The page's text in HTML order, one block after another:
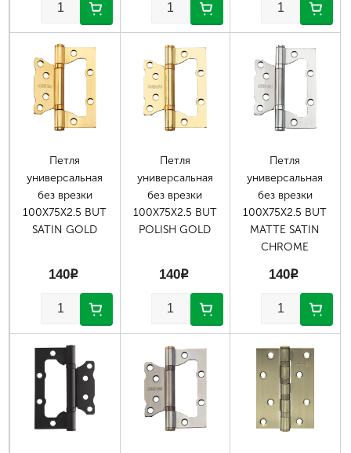
Петля
универсальная
без врезки
100X75X2.5 BUT
SATIN GOLD
140p
Петля
универсальная
без врезки
100X75X2.5 BUT
POLISH GOLD
140p
Петля
универсальная
без врезки
100X75X2.5 BUT
MATTE SATIN
CHROME
140p